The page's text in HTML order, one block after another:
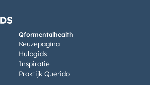
Qformentalhealth
Keuzepagina
Hulpgids
Inspiratie
Praktijk Querido